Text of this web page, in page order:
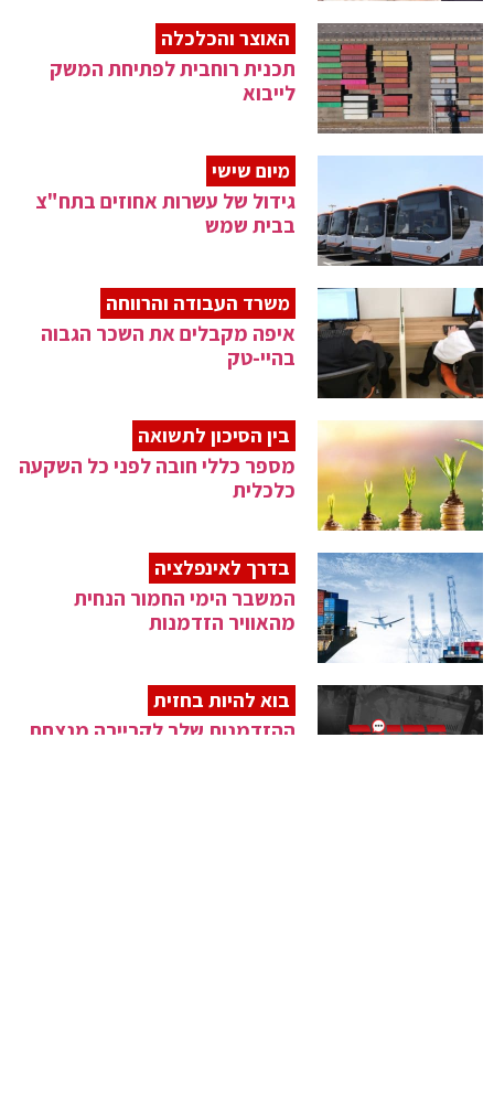
האוצר והכלכלה
תכנית רוחבית לפתיחת המשק
לייבוא
מיום שישי
גידול של עשרות אחוזים בתח"צ
בבית שמש
משרד העבודה והרווחה
איפה מקבלים את השכר הגבוה
בהיי-טק
בין הסיכון לתשואה
מספר כללי חובה לפני כל השקעה
כלכלית
בדרך לאינפלציה
המשבר הימי החמור הנחית
מהאוויר הזדמנות
בוא להיות בחזית
ההזדמנות שלך לקריירה מנצחת